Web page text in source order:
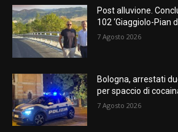
Post alluvione.
102 ‘Giaggiolo-Pian
7 Agosto 2026
Bologna, arrestati
per spaccio di
7 Agosto 2026